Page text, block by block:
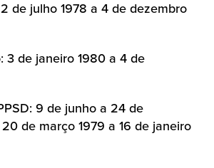
de julho 1978 a 4 de dezembro
3 de janeiro 1980 a 4 de
9 de junho a 24 de
de março 1979 a 16 de janeiro